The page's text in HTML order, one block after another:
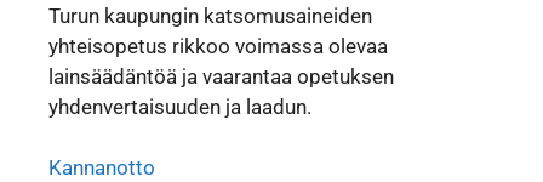
Turun kaupungin katsomusaineiden
yhteisopetus rikkoo voimassa olevaa
lainsäädäntöä ja vaarantaa opetuksen
yhdenvertaisuuden ja laadun.
Kannanotto